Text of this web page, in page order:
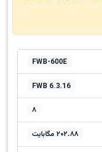
FWB-600E
FWB 6.3.16
8
202.88 مگابایت